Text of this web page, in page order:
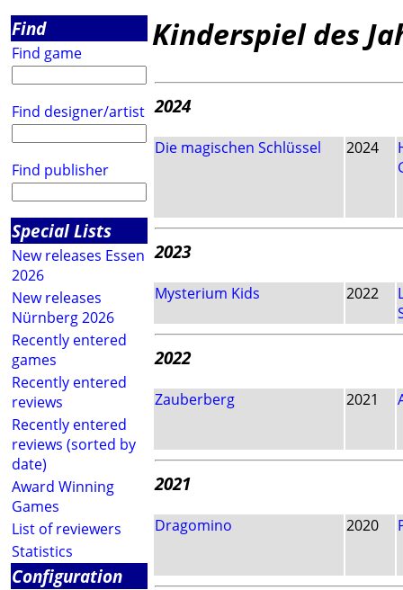
Find
Find game
Find designer/artist
Find publisher
Special Lists
New releases Essen
2026
New releases
Nürnberg 2026
Recently entered
games
Recently entered
reviews
Recently entered
reviews (sorted by
date)
Award Winning
Games
List of reviewers
Statistics
Configuration
Kinderspiel des
2024
Die magischen Schlüssel 2024
2023
Mysterium Kids 2022
2022
Zauberberg 2021
2021
Dragomino 2020